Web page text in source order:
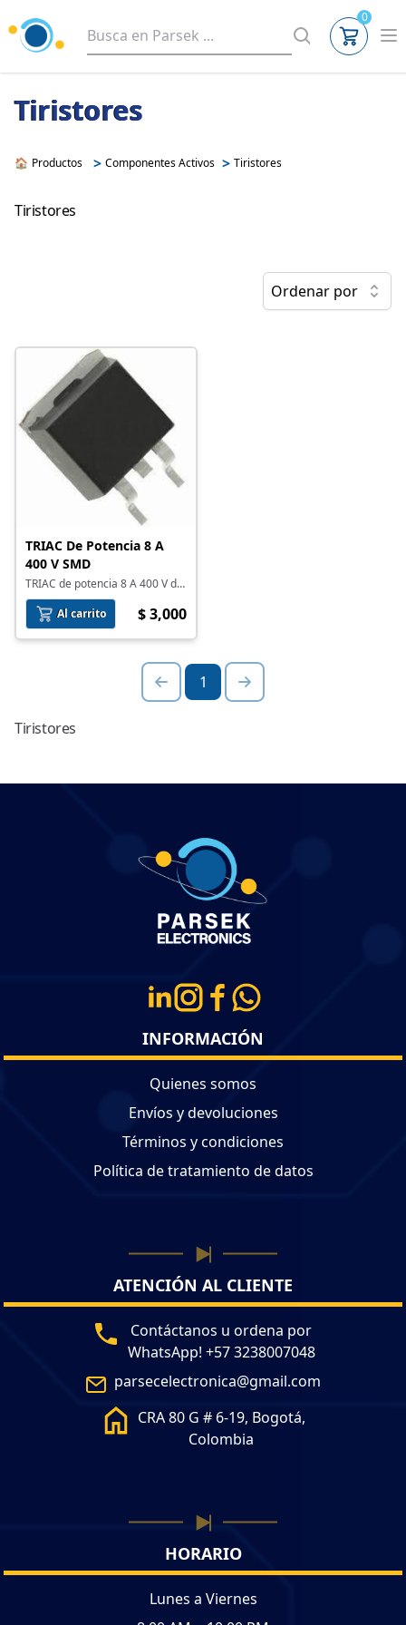
0
Tiristores
🏠 Productos > Componentes Activos > Tiristores
Tiristores
Ordenar por
TRIAC De Potencia 8 A
400 V SMD
TRIAC de potencia 8 A 400 V de
montaje superficial
Al carrito
$ 3,000
1
Tiristores
INFORMACIÓN
Quienes somos
Envíos y devoluciones
Términos y condiciones
Política de tratamiento de datos
ATENCIÓN AL CLIENTE
Contáctanos u ordena por
WhatsApp! +57 3238007048
parsecelectronica@gmail.com
CRA 80 G # 6-19, Bogotá,
Colombia
HORARIO
Lunes a Viernes